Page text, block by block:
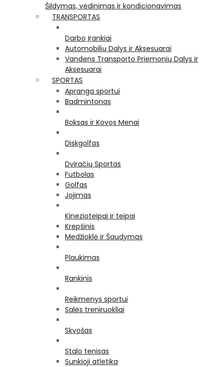
Šildymas, vėdinimas ir kondicionavimas
TRANSPORTAS
Darbo Įrankiai
Automobilių Dalys ir Aksesuarai
Vandens Transporto Priemonių Dalys ir
Aksesuarai
SPORTAS
Apranga sportui
Badmintonas
Boksas ir Kovos Menai
Diskgolfas
Dviračių Sportas
Futbolas
Golfas
Jojimas
Kinezioteipai ir teipai
Krepšinis
Medžioklė ir Šaudymas
Plaukimas
Rankinis
Reikmenys sportui
Salės treniruokliai
Skvošas
Stalo tenisas
Sunkioji atletika